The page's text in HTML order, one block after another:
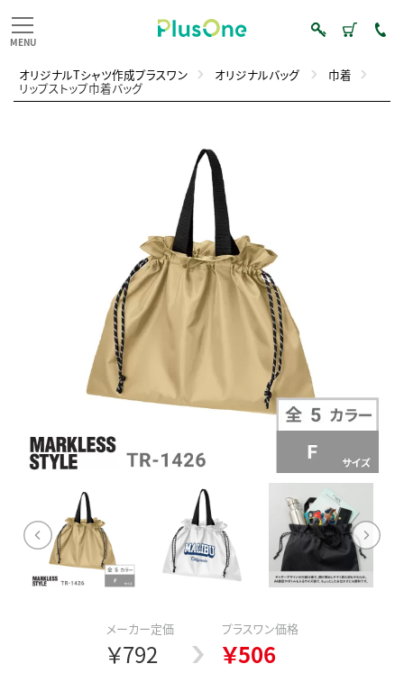
オリジナルTシャツ作成プラスワン オリジナルバッグ 巾着
リップストップ巾着バッグ
メーカー定価
￥792
プラスワン価格
￥506